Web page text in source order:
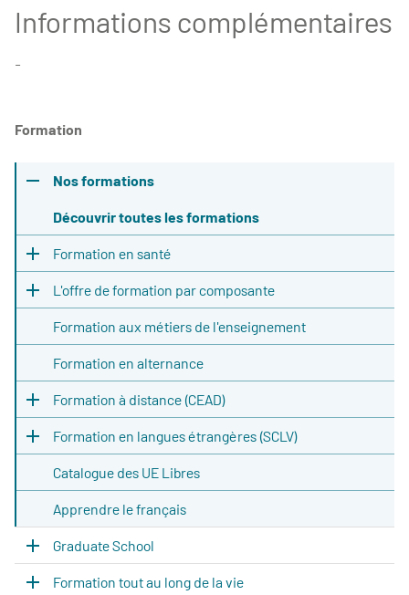
Informations complémentaires
-
Formation
Nos formations
Découvrir toutes les formations
Formation en santé
L'offre de formation par composante
Formation aux métiers de l'enseignement
Formation en alternance
Formation à distance (CEAD)
Formation en langues étrangères (SCLV)
Catalogue des UE Libres
Apprendre le français
Graduate School
Formation tout au long de la vie